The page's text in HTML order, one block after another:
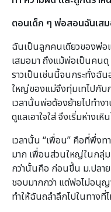
ตอนเด็ก ๆ พ่อสอนฉันเสม
ฉันเป็นลูกคนเดียวของพ่อ
เสมอมา ถึงแม้พ่อเป็นคน
ราวเป็นเช่นนี้จนกระทั่งฉั
ใหญ่ของแม่จึงทุ่มเทไปกับ
เวลานั้นพ่อต้องย้ายไปทำง
ดูแลเอาใจใส่ จึงเริ่มห่างเ
เวลานั้น “เพื่อน” คือที่พึ่ง
มาก เพื่อนส่วนใหญ่ในกลุ่ม
กว่านั้นคือ ก่อนขึ้น ม.ปลาย
ชอบมากกว่า แต่พ่อไม่อนุ
ทำให้ฉันถลำลึกไปในทางที่